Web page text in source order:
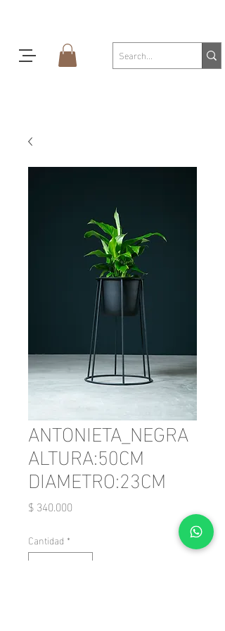
ANTONIETA_NEGRA
ALTURA:50CM
DIAMETRO:23CM
$ 340.000
Cantidad *